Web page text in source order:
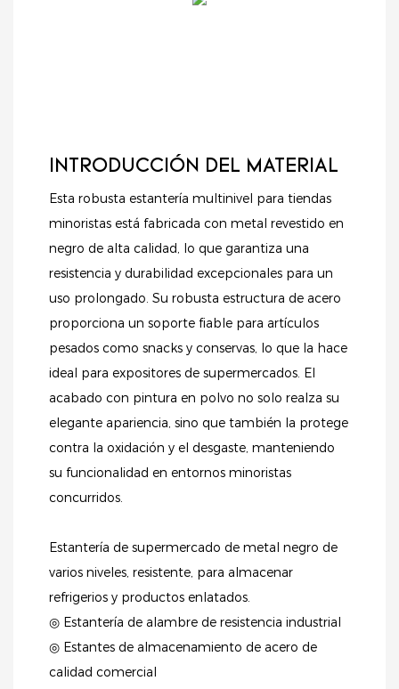
INTRODUCCIÓN DEL MATERIAL
Esta robusta estantería multinivel para tiendas
minoristas está fabricada con metal revestido en
negro de alta calidad, lo que garantiza una
resistencia y durabilidad excepcionales para un
uso prolongado. Su robusta estructura de acero
proporciona un soporte fiable para artículos
pesados ​​como snacks y conservas, lo que la hace
ideal para expositores de supermercados. El
acabado con pintura en polvo no solo realza su
elegante apariencia, sino que también la protege
contra la oxidación y el desgaste, manteniendo
su funcionalidad en entornos minoristas
concurridos.
Estantería de supermercado de metal negro de
varios niveles, resistente, para almacenar
refrigerios y productos enlatados.
◎ Estantería de alambre de resistencia industrial
◎ Estantes de almacenamiento de acero de
calidad comercial